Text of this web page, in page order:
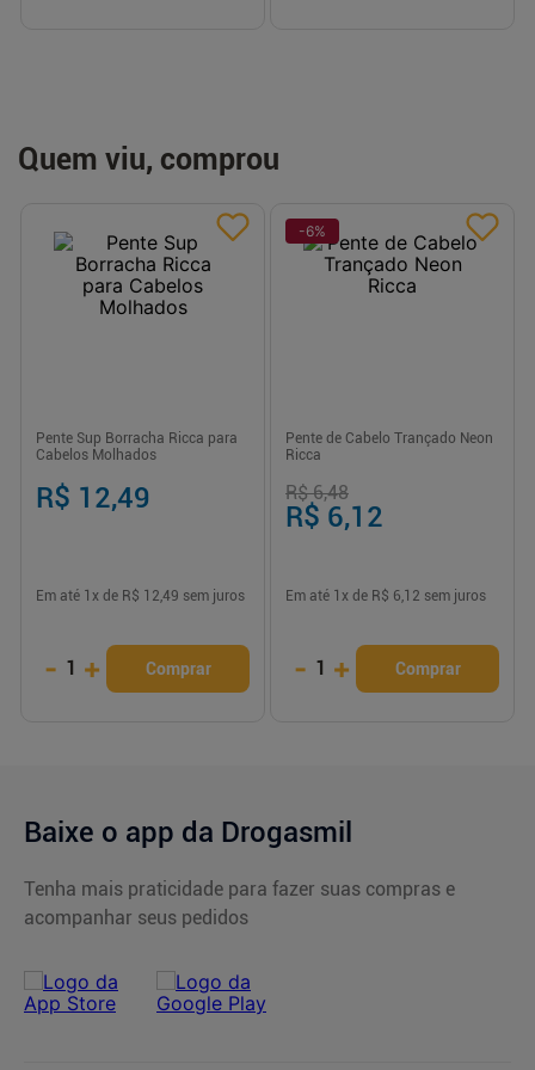
Quem viu, comprou
Pente Sup Borracha Ricca para
Cabelos Molhados
R$ 12,49
Em até 1 x de R$ 12,49 sem juros
- 1 + Comprar
-6%
Pente de Cabelo Trançado Neon
Ricca
R$ 6,48
R$ 6,12
Em até 1 x de R$ 6,12 sem juros
- 1 + Comprar
Baixe o app da Drogasmil
Tenha mais praticidade para fazer suas compras e
acompanhar seus pedidos